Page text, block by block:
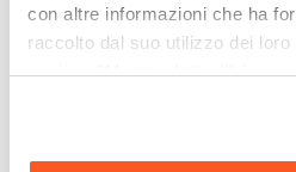
con altre informazioni che ha
raccolto dal suo utilizzo dei
sezione "Mostra dettagli" è
momento. Per maggiori
nostraCookie Policy.
Tipologia Lavabo
Integrato
Materiale Lavabo